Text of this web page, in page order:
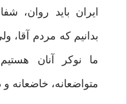
ایران باید روان،
بدانیم که مردم آقا،
ما نوکر آنان
متواضعانه، خاضعانه